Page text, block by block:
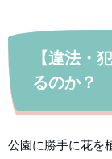
【違法・
るのか？
公園に勝手に花を